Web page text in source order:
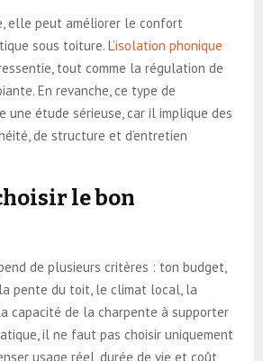
elle peut améliorer le confort
sous toiture. L’isolation phonique
tout comme la régulation de
En revanche, ce type de
une étude sérieuse, car il implique des
de structure et d’entretien
le bon
de plusieurs critères : ton budget,
pente du toit, le climat local, la
capacité de la charpente à supporter
il ne faut pas choisir uniquement
usage réel, durée de vie et coût